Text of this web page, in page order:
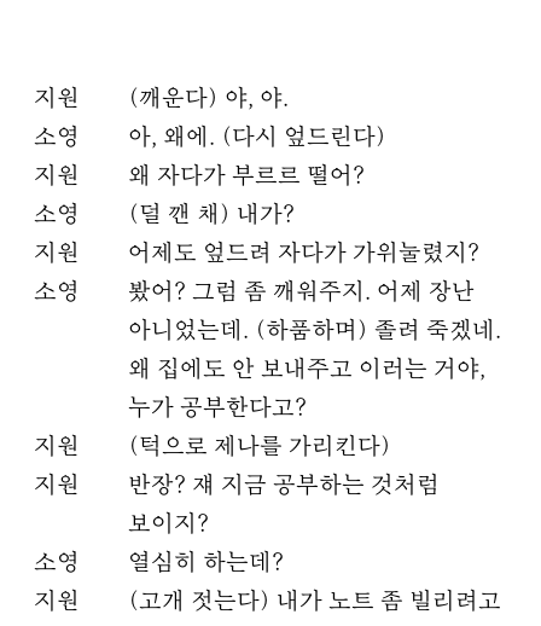
지원
(깨운다) 야, 야.
소영
아, 왜에. (다시 엎드린다)
지원
왜 자다가 부르르 떨어?
소영
(덜 깬 채) 내가?
지원
어제도 엎드려 자다가 가위눌렸지?
소영
봤어? 그럼 좀 깨워주지. 어제 장난
아니었는데. (하품하며) 졸려 죽겠네.
왜 집에도 안 보내주고 이러는 거야,
누가 공부한다고?
지원
(턱으로 제나를 가리킨다)
지원
반장? 쟤 지금 공부하는 것처럼
보이지?
소영
열심히 하는데?
지원
(고개 젓는다) 내가 노트 좀 빌리려고